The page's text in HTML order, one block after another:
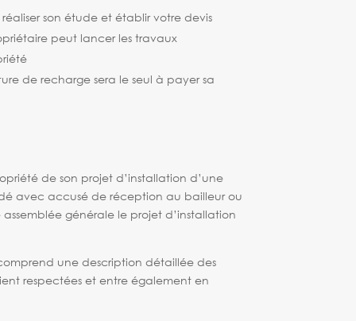
son étude et établir votre devis
peut lancer les travaux
de recharge sera le seul à payer sa
de son projet d’installation d’une
avec accusé de réception au bailleur ou
générale le projet d’installation
une description détaillée des
respectées et entre également en